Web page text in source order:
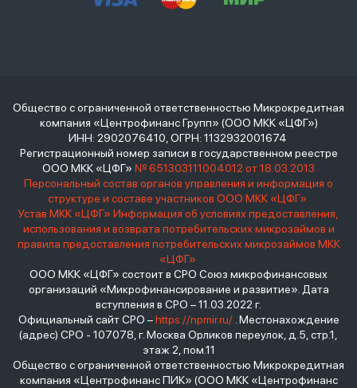
Общество с ограниченной ответственностью Микрокредитная
компания «Центрофинанс Групп» (ООО МКК «ЦФГ»)
ИНН: 2902076410, ОГРН: 1132932001674
Регистрационный номер записи в государственном реестре
ООО МКК «ЦФГ» № 651303111004012 от 18.03.2013
Персональный состав органов управления и информация о
структуре и составе участников ООО МКК «ЦФГ»
Устав МКК «ЦФГ» Информация об условиях предоставления,
использования и возврата потребительских микрозаймов и
правила предоставления потребительских микрозаймов МКК
«ЦФГ»
ООО МКК «ЦФГ» состоит в СРО Союз микрофинансовых
организаций «Микрофинансирование и развитие». Дата
вступления в СРО – 11.03.2022 г.
Официальный сайт СРО –https://npmir.ru/. Местонахождение
(адрес) СРО - 107078, г. Москва Орликов переулок, д.5, стр.1,
этаж 2, пом.11
Общество с ограниченной ответственностью Микрокредитная
компания «Центрофинанс ПИК» (ООО МКК «Центрофинанс